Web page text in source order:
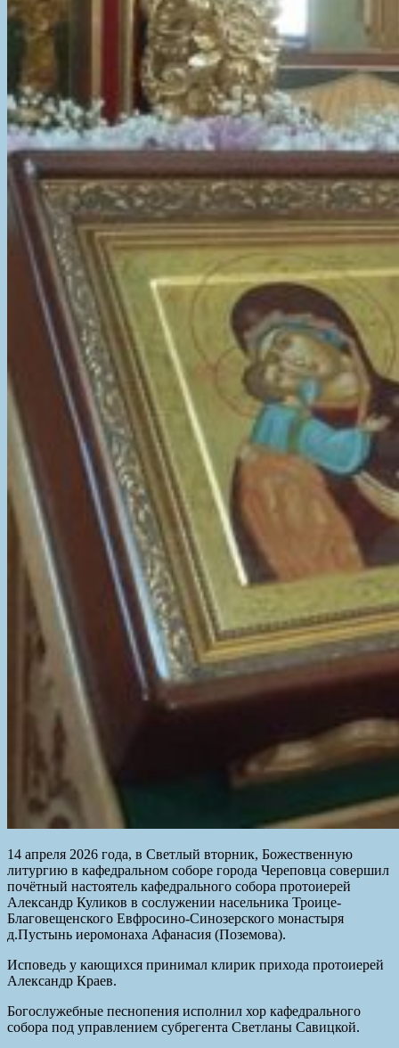
14 апреля 2026 года, в Светлый вторник, Божественную
литургию в кафедральном соборе города Череповца совершил
почётный настоятель кафедрального собора протоиерей
Александр Куликов в сослужении насельника Троице-
Благовещенского Евфросино-Синозерского монастыря
д.Пустынь иеромонаха Афанасия (Поземова).
Исповедь у кающихся принимал клирик прихода протоиерей
Александр Краев.
Богослужебные песнопения исполнил хор кафедрального
собора под управлением субрегента Светланы Савицкой.